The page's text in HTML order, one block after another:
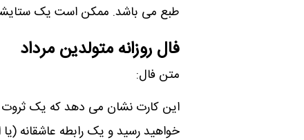
طبع می باشد. ممکن است یک
فال روزانه متولدین مرداد
متن فال:
این کارت نشان می دھد که یک ثروت
خواھید رسید و یک رابطه عاشقانه (یا